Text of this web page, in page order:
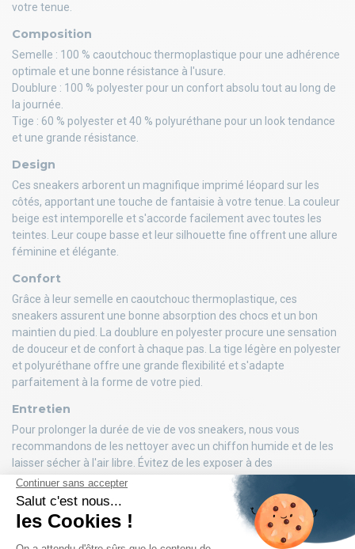
votre tenue.
Composition
Semelle : 100 % caoutchouc thermoplastique pour une adhérence
optimale et une bonne résistance à l'usure.
Doublure : 100 % polyester pour un confort absolu tout au long de
la journée.
Tige : 60 % polyester et 40 % polyuréthane pour un look tendance
et une grande résistance.
Design
Ces sneakers arborent un magnifique imprimé léopard sur les
côtés, apportant une touche de fantaisie à votre tenue. La couleur
beige est intemporelle et s'accorde facilement avec toutes les
teintes. Leur coupe basse et leur silhouette fine offrent une allure
féminine et élégante.
Confort
Grâce à leur semelle en caoutchouc thermoplastique, ces
sneakers assurent une bonne absorption des chocs et un bon
maintien du pied. La doublure en polyester procure une sensation
de douceur et de confort à chaque pas. La tige légère en polyester
et polyuréthane offre une grande flexibilité et s'adapte
parfaitement à la forme de votre pied.
Entretien
Pour prolonger la durée de vie de vos sneakers, nous vous
recommandons de les nettoyer avec un chiffon humide et de les
laisser sécher à l'air libre. Évitez de les exposer à des
températures élevées ou à l'humidité.
Disponibilité et tailles
Ces sneakers beige bandes léopard pour femme Only sont
disponibles dans toutes les tailles, du 36 au 41. Choisissez la vôtre